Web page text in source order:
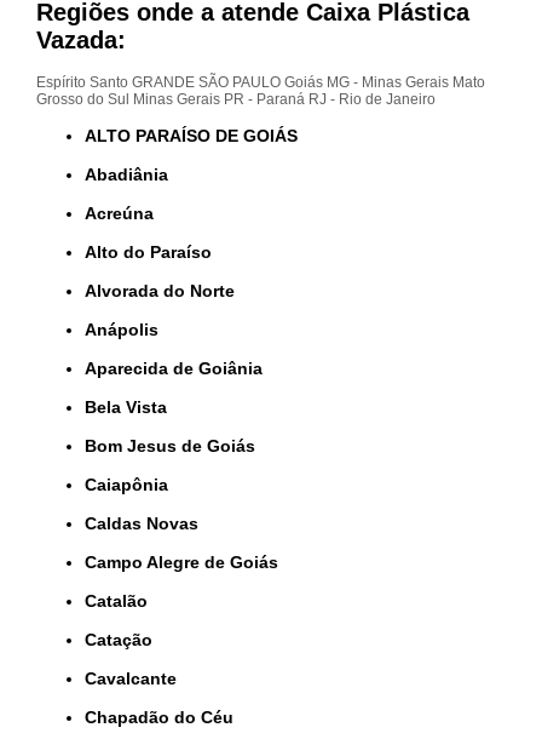
Regiões onde a atende Caixa Plástica
Vazada:
Espírito Santo GRANDE SÃO PAULO Goiás MG - Minas Gerais Mato
Grosso do Sul Minas Gerais PR - Paraná RJ - Rio de Janeiro
ALTO PARAÍSO DE GOIÁS
Abadiânia
Acreúna
Alto do Paraíso
Alvorada do Norte
Anápolis
Aparecida de Goiânia
Bela Vista
Bom Jesus de Goiás
Caiapônia
Caldas Novas
Campo Alegre de Goiás
Catalão
Catação
Cavalcante
Chapadão do Céu